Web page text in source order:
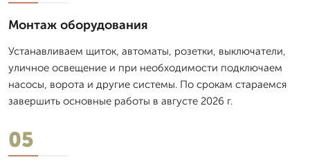
Монтаж оборудования
Устанавливаем щиток, автоматы, розетки, выключатели,
уличное освещение и при необходимости подключаем
насосы, ворота и другие системы. По срокам стараемся
завершить основные работы в августе 2026 г.
05